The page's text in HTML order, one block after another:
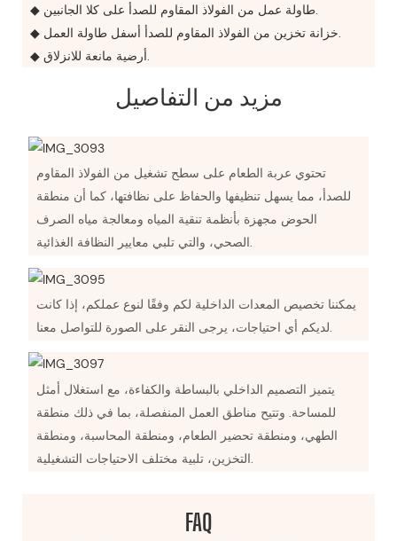
◆ طاولة عمل من الفولاذ المقاوم للصدأ على كلا الجانبين.
◆ خزانة تخزين من الفولاذ المقاوم للصدأ أسفل طاولة العمل.
◆ أرضية مانعة للانزلاق.
مزيد من التفاصيل
تحتوي عربة الطعام على سطح تشغيل من الفولاذ المقاوم
للصدأ، مما يسهل تنظيفها والحفاظ على نظافتها، كما أن منطقة
الحوض مجهزة بأنظمة تنقية المياه ومعالجة مياه الصرف
الصحي، والتي تلبي معايير النظافة الغذائية.
يمكننا تخصيص المعدات الداخلية لكم وفقًا لنوع عملكم، إذا كانت
لديكم أي احتياجات، يرجى النقر على الصورة للتواصل معنا.
يتميز التصميم الداخلي بالبساطة والكفاءة، مع استغلال أمثل
للمساحة. وتتيح مناطق العمل المنفصلة، ​​بما في ذلك منطقة
الطهي، ومنطقة تحضير الطعام، ومنطقة المحاسبة، ومنطقة
التخزين، تلبية مختلف الاحتياجات التشغيلية.
FAQ